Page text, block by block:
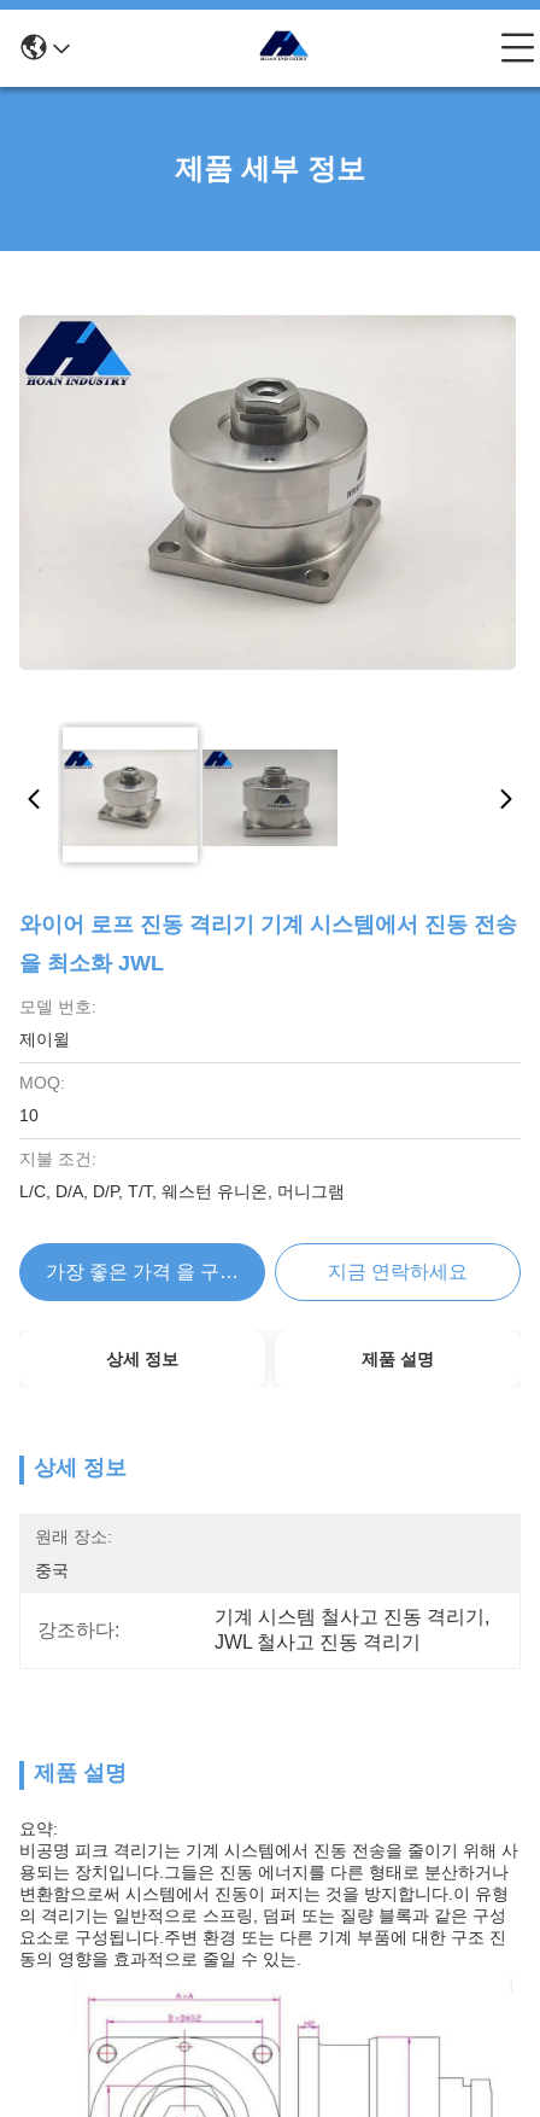
제품 세부 정보
와이어 로프 진동 격리기 기계 시스템에서 진동 전송
을 최소화 JWL
모델 번호:
제이윌
MOQ:
10
지불 조건:
L/C, D/A, D/P, T/T, 웨스턴 유니온, 머니그램
가장 좋은 가격 을 구하라 지금 연락하세요
상세 정보 제품 설명
상세 정보
원래 장소:
중국
강조하다:
기계 시스템 철사고 진동 격리기 ,
JWL 철사고 진동 격리기
제품 설명
요약:
비공명 피크 격리기는 기계 시스템에서 진동 전송을 줄이기 위해 사
용되는 장치입니다.그들은 진동 에너지를 다른 형태로 분산하거나
변환함으로써 시스템에서 진동이 퍼지는 것을 방지합니다.이 유형
의 격리기는 일반적으로 스프링, 덤퍼 또는 질량 블록과 같은 구성
요소로 구성됩니다.주변 환경 또는 다른 기계 부품에 대한 구조 진
동의 영향을 효과적으로 줄일 수 있는.